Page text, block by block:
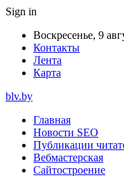
Sign in
Воскресенье, 9
Контакты
Лента
Карта
blv.by
Главная
Новости SEO
Публикации
Вебмастерская
Сайтостроение